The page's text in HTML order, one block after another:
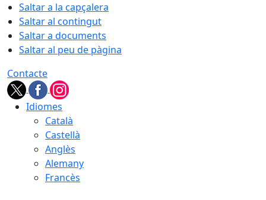
Saltar a la capçalera
Saltar al contingut
Saltar a documents
Saltar al peu de pàgina
Contacte
Idiomes
Català
Castellà
Anglès
Alemany
Francès